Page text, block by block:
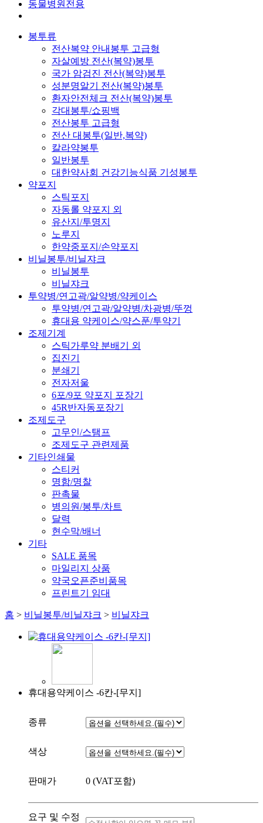
동물병원전용
봉투류
전산복약 안내봉투 고급형
자살예방 전산(복약)봉투
국가 암검진 전산(복약)봉투
성분명알기 전산(복약)봉투
환자안전체크 전산(복약)봉투
각대봉투/쇼핑백
전산봉투 고급형
전산 대봉투(일반,복약)
칼라약봉투
일반봉투
대한약사회 건강기능식품 기성봉투
약포지
스틱포지
자동롤 약포지 외
유산지/투명지
노루지
한약중포지/손약포지
비닐봉투/비닐쟈크
비닐봉투
비닐쟈크
투약병/연고곽/알약병/약케이스
투약병/연고곽/알약병/차광병/뚜껑
휴대용 약케이스/약스푼/투약기
조제기계
스틱가루약 분배기 외
집진기
분쇄기
전자저울
6포/9포 약포지 포장기
45R반자동포장기
조제도구
고무인/스탬프
조제도구 관련제품
기타인쇄물
스티커
명함/명찰
판촉물
병의원/봉투/차트
달력
현수막/배너
기타
SALE 품목
마일리지 상품
약국오픈준비품목
프린트기 임대
홈 > 비닐봉투/비닐쟈크 > 비닐쟈크
휴대용약케이스 -6칸-[무지]
종류
색상
판매가 0 (VAT포함)
요구 및 수정